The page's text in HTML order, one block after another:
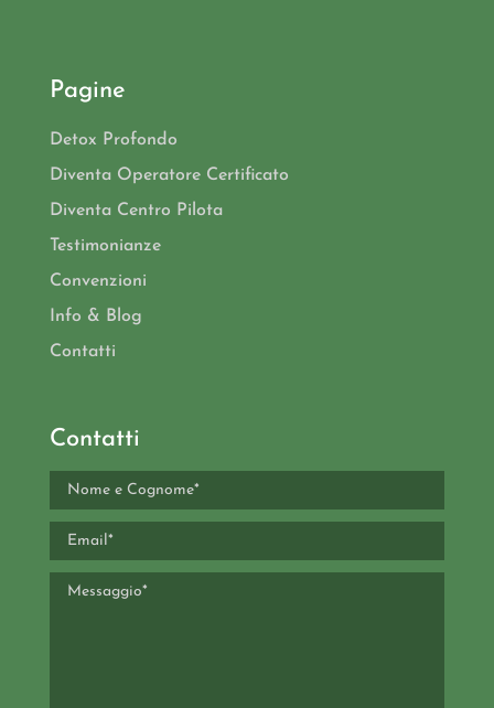
Pagine
Detox Profondo
Diventa Operatore Certificato
Diventa Centro Pilota
Testimonianze
Convenzioni
Info & Blog
Contatti
Contatti